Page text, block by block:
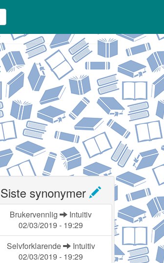
Siste synonymer
Brukervennlig
Intuitiv
02/03/2019 - 19:29
Selvforklarende
Intuitiv
02/03/2019 - 19:29